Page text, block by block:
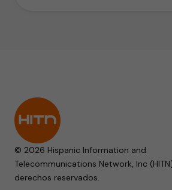
© 2026 Hispanic Information and
Telecommunications Network, Inc
derechos reservados.